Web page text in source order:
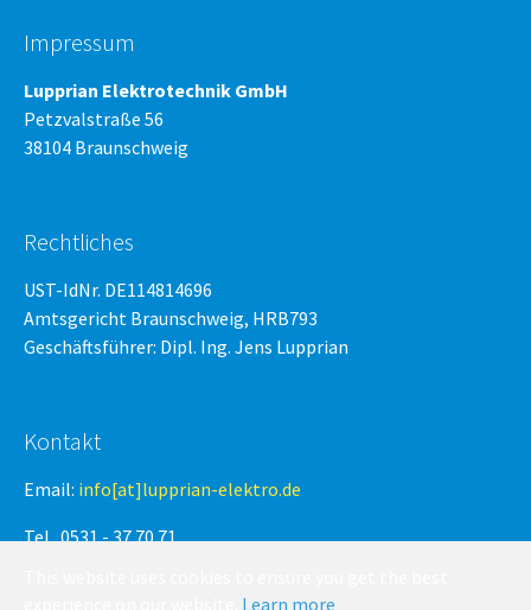
Learn more
Impressum
Lupprian Elektrotechnik GmbH
Petzvalstraße 56
38104 Braunschweig
Rechtliches
UST-IdNr. DE114814696
Amtsgericht Braunschweig, HRB793
Geschäftsführer: Dipl. Ing. Jens Lupprian
Kontakt
Email: info[at]lupprian-elektro.de
Tel. 0531 - 37 70 71